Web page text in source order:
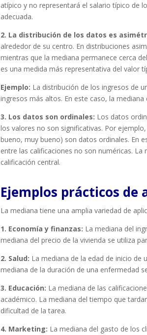
atípico y no representará el salario típico de
adecuada.
2. La distribución de los datos es
alrededor de su centro. En distribuciones
mientras que la mediana permanece cerca
es una medida más representativa del valor
Ejemplo: La distribución de los ingresos de
ingresos más altos. En este caso, la
3. Los datos son ordinales: Los datos
los valores no son significativas. Por
bueno, muy bueno) son datos ordinales. En
entre las calificaciones no son numéricas.
calificación central.
Ejemplos prácticos de
La mediana tiene una amplia variedad de
1. Economía y finanzas: La mediana del
mediana del precio de la vivienda se utiliza
2. Salud: La mediana de la edad de inicio de
mediana de la duración de una enfermedad
3. Educación: La mediana de las
académico. La mediana del tiempo que
dificultad de la tarea.
4. Marketing: La mediana del gasto de los